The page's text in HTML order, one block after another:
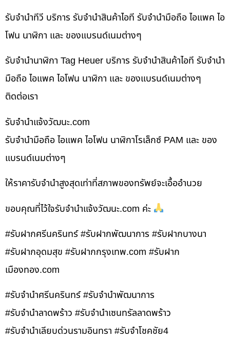
รับจำนำทีวี บริการ รับจำนำสินค้าไอที รับจำนำมือถือ ไอแพค ไอ
โฟน นาฬิกา และ ของแบรนด์เนมต่างๆ
รับจำนำนาฬิกา Tag Heuer บริการ รับจำนำสินค้าไอที รับจำนำ
มือถือ ไอแพค ไอโฟน นาฬิกา และ ของแบรนด์เนมต่างๆ
ติดต่อเรา
รับจํานําแจ้งวัฒนะ.com
รับจำนำมือถือ ไอแพค ไอโฟน นาฬิกาโรเล็กซ์ PAM และ ของ
แบรนด์เนมต่างๆ
ให้ราคารับจำนำสูงสุดเท่าที่สภาพของทรัพย์จะเอื้ออำนวย
ขอบคุณที่ไว้ใจรับจำนำแจ้งวัฒนะ.com ค่ะ
#รับฝากศรีนครินทร์ #รับฝากพัฒนาการ #รับฝากบางนา
#รับฝากอุดมสุข #รับฝากกรุงเทพ.com #รับฝาก
เมืองทอง.com
#รับจำนำศรีนครินทร์ #รับจำนำพัฒนาการ
#รับจำนำลาดพร้าว #รับจำนำเซนทรัลลาดพร้าว
#รับจำนำเลียบด่วนรามอินทรา #รับจำโชคชัย4